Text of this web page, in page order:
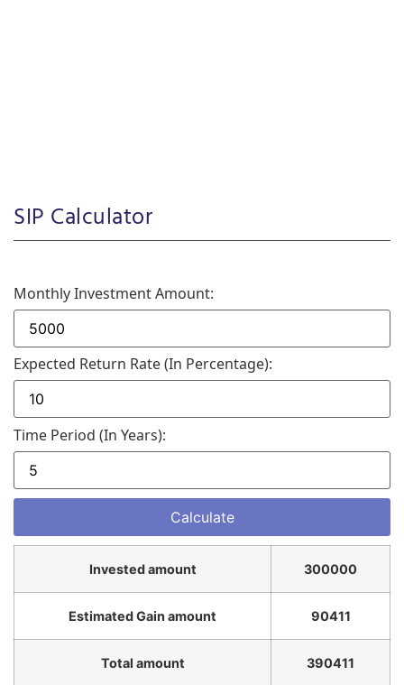
SIP Calculator
Monthly Investment Amount:
Expected Return Rate (in Percentage):
Time Period (in Years):
Invested amount 300000
Estimated Gain amount 90411
Total amount 390411